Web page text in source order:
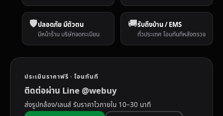
🛡️ปลอดภัย มีตัวตน
มีหน้าร้าน บริษัทจดทะเบียน
🚚รับถึงบ้าน / EMS
ทั่วประเทศ โอนทันทีหลังตรวจ
ประเมินราคาฟรี · โอนทันที
ติดต่อผ่าน Line @webuy
ส่งรูปกล้อง/เลนส์ รับราคาไวภายใน 10–30 นาที